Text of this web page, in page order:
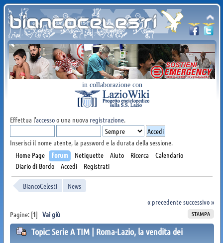
in collaborazione con
Effettua l'accessoo una nuova registrazione.
Inserisci il nome utente, la password e la durata della sessione.
Home Page
Forum Netiquette Aiuto Ricerca
Calendario
Diario di Bordo
Accedi Registrati
BiancoCelesti
News
« precedentesuccessivo »
STAMPA
Pagine: [1] Vai giù
Topic: Serie A TIM | Roma-Lazio, la vendita dei